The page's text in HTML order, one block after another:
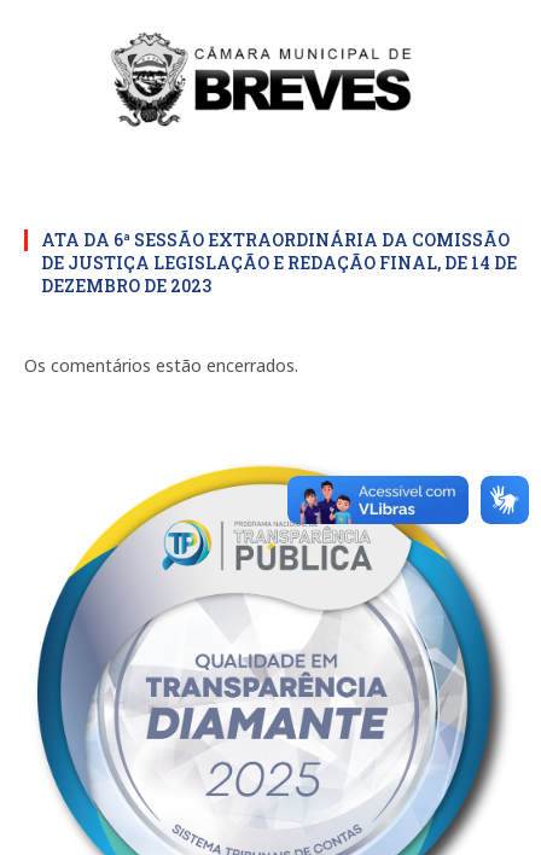
ATA DA 6ª SESSÃO EXTRAORDINÁRIA DA COMISSÃO
DE JUSTIÇA LEGISLAÇÃO E REDAÇÃO FINAL, DE 14 DE
DEZEMBRO DE 2023
Os comentários estão encerrados.